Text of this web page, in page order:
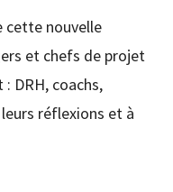
cette nouvelle
et chefs de projet
DRH, coachs,
réflexions et à